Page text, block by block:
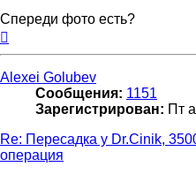
Спереди фото есть?
Alexei Golubev
Сообщения: 1151
Зарегистрирован: Пт
Re: Пересадка у Dr.Cinik,
операция